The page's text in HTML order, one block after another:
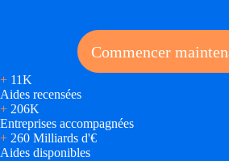
Commencer
+ 11K
Aides recensées
+ 206K
Entreprises accompagnées
+ 260 Milliards d'€
Aides disponibles